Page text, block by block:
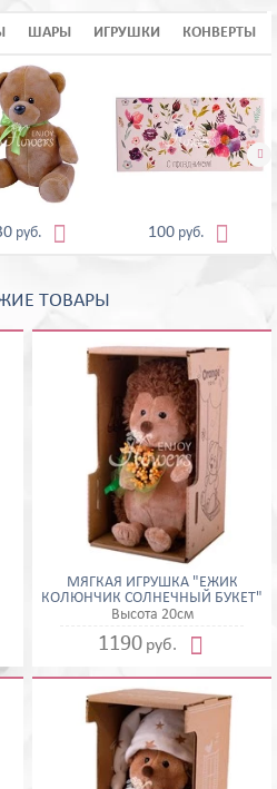
ШАРЫ ИГРУШКИ КОНВЕРТЫ
руб.  100 руб. 

ТОВАРЫ
МЯГКАЯ ИГРУШКА "ЁЖИК
КОЛЮНЧИК СОЛНЕЧНЫЙ БУКЕТ"
Высота 20см
1190 руб. 